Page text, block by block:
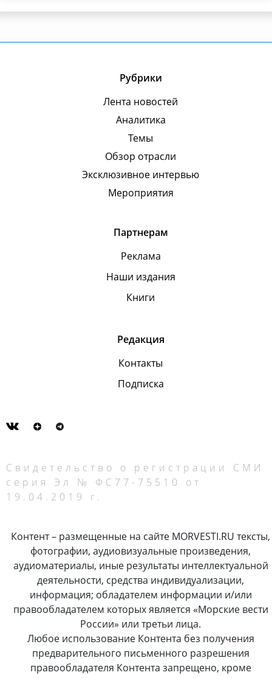
Рубрики
Лента новостей
Аналитика
Темы
Обзор отрасли
Эксклюзивное интервью
Мероприятия
Партнерам
Реклама
Наши издания
Книги
Редакция
Контакты
Подписка
Свидетельство о регистрации СМИ
серия Эл № ФС77-75510 от
19.04.2019 г.
Контент – размещенные на сайте MORVESTI.RU тексты,
фотографии, аудиовизуальные произведения,
аудиоматериалы, иные результаты интеллектуальной
деятельности, средства индивидуализации,
информация; обладателем информации и/или
правообладателем которых является «Морские вести
России» или третьи лица.
Любое использование Контента без получения
предварительного письменного разрешения
правообладателя Контента запрещено, кроме